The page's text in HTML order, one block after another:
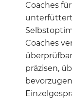
Coaches
Coaches
präzisen,